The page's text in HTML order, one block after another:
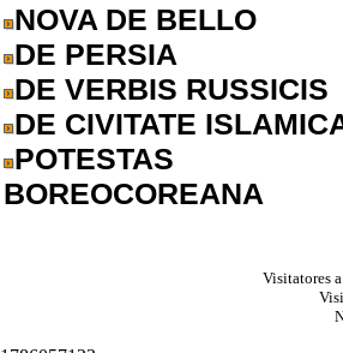
NOVA DE BELLO
DE PERSIA
DE VERBIS RUSSICIS
DE CIVITATE
POTESTAS
BOREOCOREANA
Visitatores